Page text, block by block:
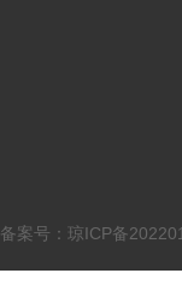
备案号：琼ICP备